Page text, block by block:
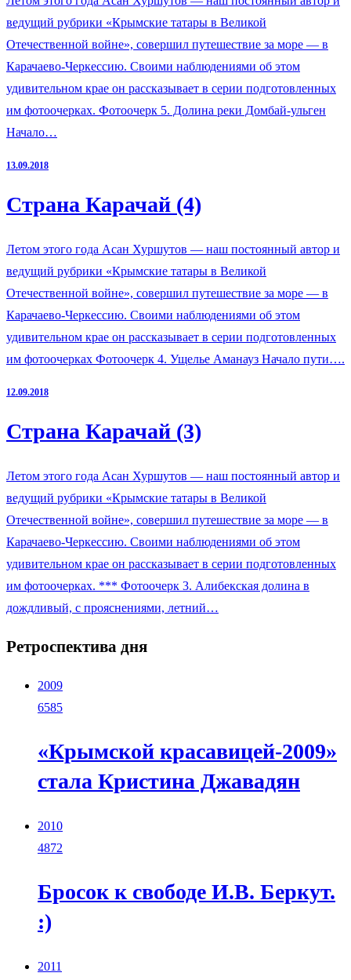
ведущий рубрики «Крымские татары в Великой
Отечественной войне», совершил путешествие за море — в
Карачаево-Черкессию. Своими наблюдениями об этом
удивительном крае он рассказывает в серии подготовленных
им фотоочерках. Фотоочерк 5. Долина реки Домбай-ульген
Начало…
13.09.2018
Страна Карачай (4)
Летом этого года Асан Хуршутов — наш постоянный автор и
ведущий рубрики «Крымские татары в Великой
Отечественной войне», совершил путешествие за море — в
Карачаево-Черкессию. Своими наблюдениями об этом
удивительном крае он рассказывает в серии подготовленных
им фотоочерках Фотоочерк 4. Ущелье Аманауз Начало пути….
12.09.2018
Страна Карачай (3)
Летом этого года Асан Хуршутов — наш постоянный автор и
ведущий рубрики «Крымские татары в Великой
Отечественной войне», совершил путешествие за море — в
Карачаево-Черкессию. Своими наблюдениями об этом
удивительном крае он рассказывает в серии подготовленных
им фотоочерках. *** Фотоочерк 3. Алибекская долина в
дождливый, с прояснениями, летний…
Ретроспектива дня
2009
6585
«Крымской красавицей-2009»
стала Кристина Джавадян
2010
4872
Бросок к свободе И.В. Беркут.
:)
2011